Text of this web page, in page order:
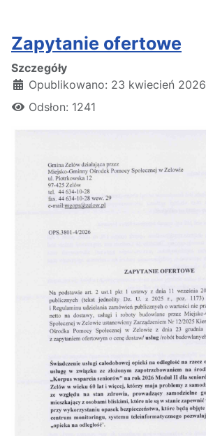
Zapytanie ofertowe
Szczegóły
Opublikowano: 23 kwiecień 2026
Odsłon: 1241